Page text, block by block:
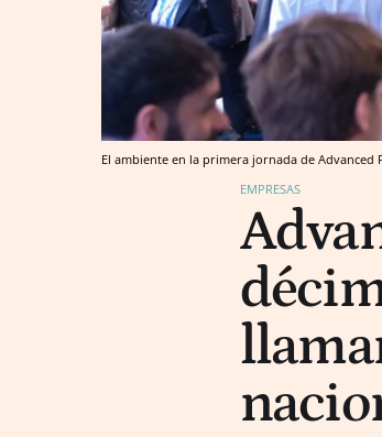
El ambiente en la primera jornada de Advanced
EMPRESAS